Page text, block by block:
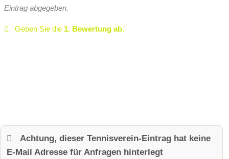
Eintrag abgegeben.
Geben Sie die 1. Bewertung ab.
Achtung, dieser Tennisverein-Eintrag hat keine
E-Mail Adresse für Anfragen hinterlegt